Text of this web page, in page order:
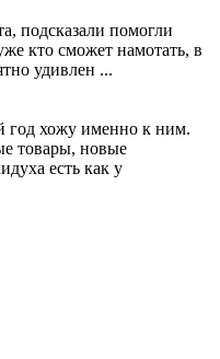
подсказали помогли
кто сможет намотать, в
удивлен ...
год хожу именно к ним.
товары, новые
есть как у